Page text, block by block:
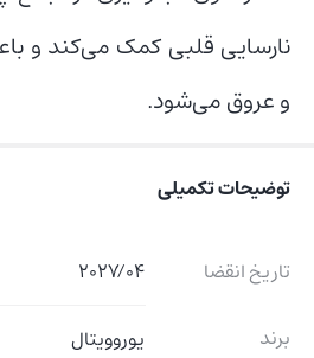
نارسایی قلبی کمک می‌کند و
و عروق می‌شود.
توضیحات تکمیلی
تاریخ انقضا
2027/04
برند
یوروویتال